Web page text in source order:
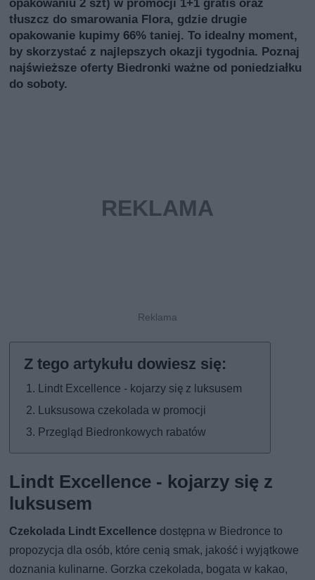
tłuszcz do smarowania Flora, gdzie drugie
opakowanie kupimy 66% taniej. To idealny moment,
by skorzystać z najlepszych okazji tygodnia. Poznaj
najświeższe oferty Biedronki ważne od poniedziałku
do soboty.
Lindt Excellence - kojarzy się z luksusem
Luksusowa czekolada w promocji
Przegląd Biedronkowych rabatów
Lindt Excellence - kojarzy się z
luksusem
Czekolada Lindt Excellence dostępna w Biedronce to
propozycja dla osób, które cenią smak, jakość i wyjątkowe
doznania kulinarne. Gorzka czekolada, bogata w kakao,